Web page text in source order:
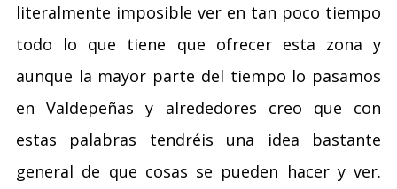
literalmente imposible ver en tan poco tiempo
todo lo que tiene que ofrecer esta zona y
aunque la mayor parte del tiempo lo pasamos
en Valdepeñas y alrededores creo que con
estas palabras tendréis una idea bastante
general de que cosas se pueden hacer y ver.